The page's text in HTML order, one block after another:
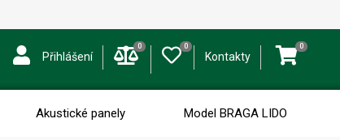
Přihlášení
0 0
Kontakty
0
Akustické panely Model BRAGA LIDO